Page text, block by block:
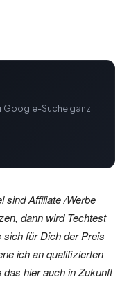
Google-Suche ganz
sind Affiliate /Werbe
dann wird Techtest
für Dich der Preis
ich an qualifizierten
hier auch in Zukunft